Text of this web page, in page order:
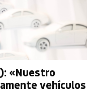
«Nuestro
vehículos